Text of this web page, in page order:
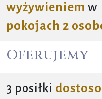
wyżywieniem w
pokojach 2
Oferujemy
3 posiłki